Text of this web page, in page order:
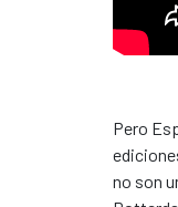
Pero
no son